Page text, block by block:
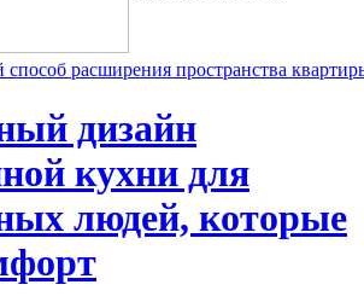
расширения пространства
дизайн
кухни для
людей, которые